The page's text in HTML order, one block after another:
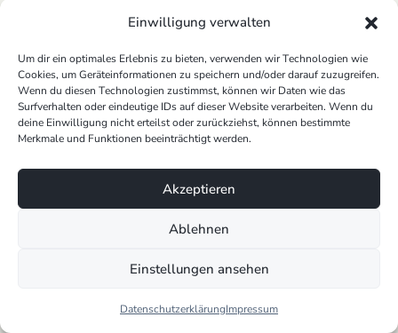
Einwilligung verwalten
Um dir ein optimales Erlebnis zu bieten, verwenden wir Technologien wie
Cookies, um Geräteinformationen zu speichern und/oder darauf zuzugreifen.
Wenn du diesen Technologien zustimmst, können wir Daten wie das
Surfverhalten oder eindeutige IDs auf dieser Website verarbeiten. Wenn du
deine Einwilligung nicht erteilst oder zurückziehst, können bestimmte
Merkmale und Funktionen beeinträchtigt werden.
Akzeptieren
Ablehnen
Einstellungen ansehen
DatenschutzerklärungImpressum
es auch bei steigender Komplexität effektiv bleibt.
Durch die Fokussierung auf individuelle Lösungen wie
unsereKI-gestützteMarketing& Content Automation
können Unternehmen sicherstellen, dass ihreMulti-
Agenten-Systemenicht nur skalierbar, sondern auch
zukunftssicher sind.
Die erfolgreiche Implementierung von Multi-Agenten-
Systemen erfordert ein tiefes Verständnis für die
starke Grundlage in der Künstlichen Intelligenz. Mit
sicher, dass Unternehmen die volle Kontrolle über
ihre KI-Agenten behalten und diese effektiv und